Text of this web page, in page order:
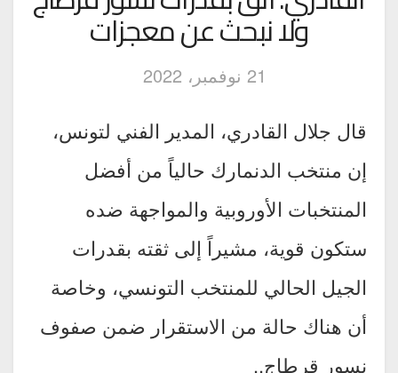
ولا نبحث عن معجزات
21 نوفمبر، 2022
قال جلال القادري، المدير الفني لتونس،
إن منتخب الدنمارك حالياً من أفضل
المنتخبات الأوروبية والمواجهة ضده
ستكون قوية، مشيراً إلى ثقته بقدرات
الجيل الحالي للمنتخب التونسي، وخاصة
أن هناك حالة من الاستقرار ضمن صفوف
نسور قرطاج..